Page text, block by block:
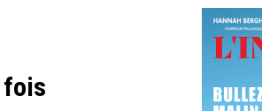
fois